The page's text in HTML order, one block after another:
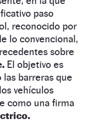
paso
reconocido por
lo convencional,
sobre
El objetivo es
barreras que
vehículos
como una firma